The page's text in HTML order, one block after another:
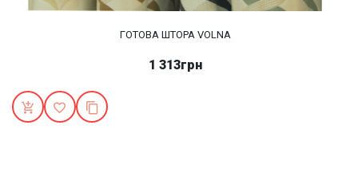
ГОТОВА ШТОРА VOLNA
1 313грн